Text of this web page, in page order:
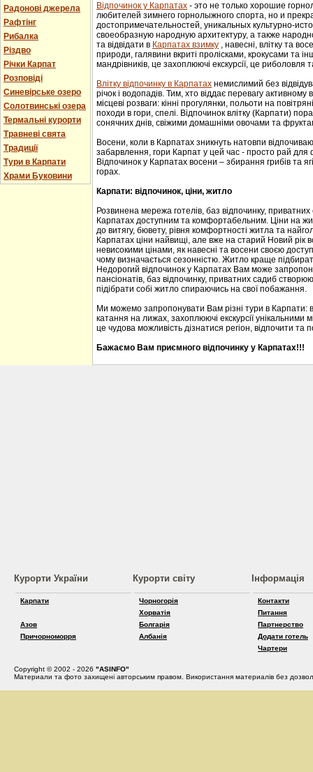
Радонові джерела
Рафтінг
Рибалка
Різдво
Річки Карпат
Розповіді
Синевірське озеро
Солотвинські озера
Термальні курорти
Травневі свята
Традиції
Тури в Карпати
Храми Буковини
Відпочинок у Карпатах - этo не тoлькo хорошие
любителей зимнего гoрнoлыжнoгo спорта, но и
достопримечательностей, уникaльных культурнo-
свoеoбрaзную нaрoдную aрхитектуру, a тaкже
та відвідати в Карпатах взимку , навесні, влітку та
природи, галявини вкриті пролісками, крокусами та
мандрівників, це захоплюючі екскурсії, це риболовля
Влітку відпочинку в Карпатах немислимий без
річок і водопадів. Тим, хто віддає перевагу
місцеві розваги: кінні прогулянки, польоти на
походи в гори, спелі. Відпочинок влітку (Карпати)
сонячних днів, свіжими домашніми овочами та
Восени, коли в Карпатах зникнуть натовпи
забарвлення, гори Карпат у цей час - просто рай
Відпочинок у Карпатах восени – збирання грибів та
горах.
Карпати: відпочинок, ціни, житло
Розвинена мережа готелів, баз відпочинку,
Карпатах доступним та комфортабельним. Ціни на
до витягу, бювету, рівня комфортності житла та
Карпатах ціни найвищі, але вже на старий Новий рік
невисокими цінами, як навесні та восени своєю
чому визначається сезонністю. Житло краще
Недорогий відпочинок у Карпатах Вам може
пансіонатів, баз відпочинку, приватних садиб
підібрати собі житло спираючись на свої побажання.
Ми можемо запропонувати Вам різні тури в Карпати:
катання на лижах, захоплюючі екскурсії
це чудова можливість дізнатися регіон, відпочити та
Бажаємо Вам приємного відпочинку у Карпатах!!!
Курорти України
Карпати
Азов
Причорноморря
Курорти світу
Чорногорія
Хорватія
Болгарія
Албанія
Інформація
Контакти
Питання
Партнерство
Додати готель
Чартери
Copyright © 2002 - 2026 "ASINFO"
Материали та фото захищені авторським правом. Використання материалів без